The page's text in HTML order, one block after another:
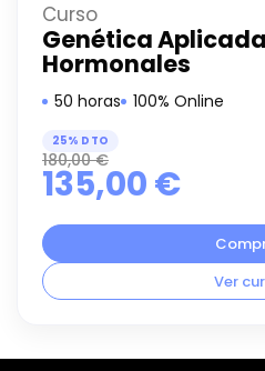
Curso
Genética
Hormonales
50 horas 100% Online
25% DTO
180,00€
135,00€
Ver